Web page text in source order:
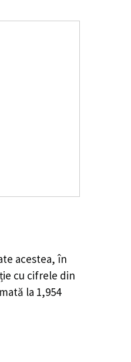
acestea, în
cu cifrele din
la 1,954